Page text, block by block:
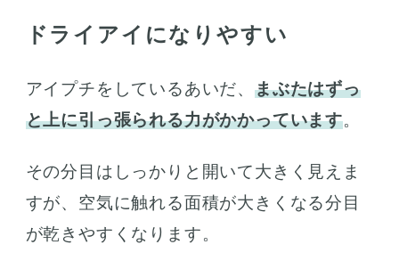
ドライアイになりやすい
アイプチをしているあいだ、まぶたはずっ
と上に引っ張られる力がかかっています。
その分目はしっかりと開いて大きく見えま
すが、空気に触れる面積が大きくなる分目
が乾きやすくなります。